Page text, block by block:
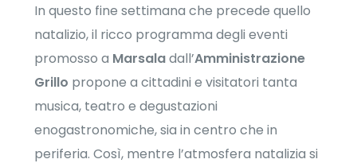
In questo fine settimana che precede quello
natalizio, il ricco programma degli eventi
promosso a Marsaladall’Amministrazione
Grillo propone a cittadini e visitatori tanta
musica, teatro e degustazioni
enogastronomiche, sia in centro che in
periferia. Così, mentre l’atmosfera natalizia si